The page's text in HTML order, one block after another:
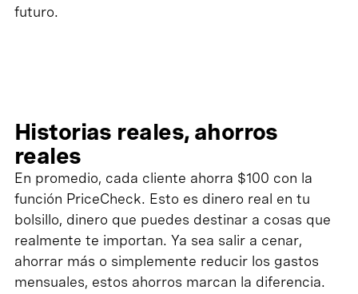
futuro.
Historias reales, ahorros
reales
En promedio, cada cliente ahorra $100 con la
función PriceCheck. Esto es dinero real en tu
bolsillo, dinero que puedes destinar a cosas que
realmente te importan. Ya sea salir a cenar,
ahorrar más o simplemente reducir los gastos
mensuales, estos ahorros marcan la diferencia.